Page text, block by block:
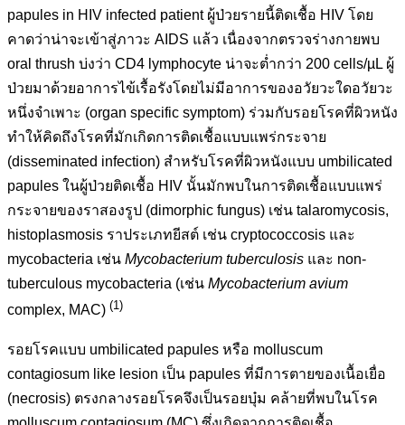
papules in HIV infected patient ผู้ป่วยรายนี้ติดเชื้อ HIV โดย
คาดว่าน่าจะเข้าสู่ภาวะ AIDS แล้ว เนื่องจากตรวจร่างกายพบ
oral thrush บ่งว่า CD4 lymphocyte น่าจะต่ำกว่า 200 cells/µL ผู้
ป่วยมาด้วยอาการไข้เรื้อรังโดยไม่มีอาการของอวัยวะใดอวัยวะ
หนึ่งจำเพาะ (organ specific symptom) ร่วมกับรอยโรคที่ผิวหนัง
ทำให้คิดถึงโรคที่มักเกิดการติดเชื้อแบบแพร่กระจาย
(disseminated infection) สำหรับโรคที่ผิวหนังแบบ umbilicated
papules ในผู้ป่วยติดเชื้อ HIV นั้นมักพบในการติดเชื้อแบบแพร่
กระจายของราสองรูป (dimorphic fungus) เช่น talaromycosis,
histoplasmosis ราประเภทยีสต์ เช่น cryptococcosis และ
mycobacteria เช่น Mycobacterium tuberculosis และ non-
tuberculous mycobacteria (เช่น Mycobacterium avium
complex, MAC) (1)
รอยโรคแบบ umbilicated papules หรือ molluscum
contagiosum like lesion เป็น papules ที่มีการตายของเนื้อเยื่อ
(necrosis) ตรงกลางรอยโรคจึงเป็นรอยบุ๋ม คล้ายที่พบในโรค